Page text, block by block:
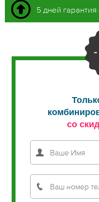
5 дней
со